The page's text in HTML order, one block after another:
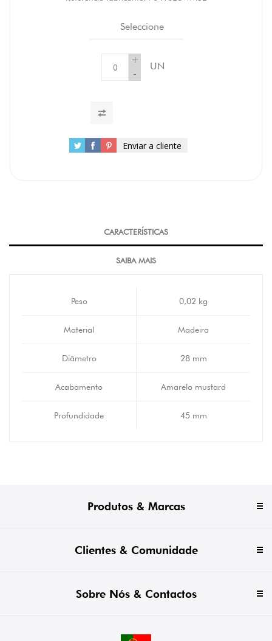
Seleccione
+
-
UN
Enviar a cliente
CARACTERÍSTICAS
SAIBA MAIS
Peso 0,02 kg
Material Madeira
Diâmetro 28 mm
Acabamento Amarelo mustard
Profundidade 45 mm
Produtos & Marcas
Clientes & Comunidade
Sobre Nós & Contactos